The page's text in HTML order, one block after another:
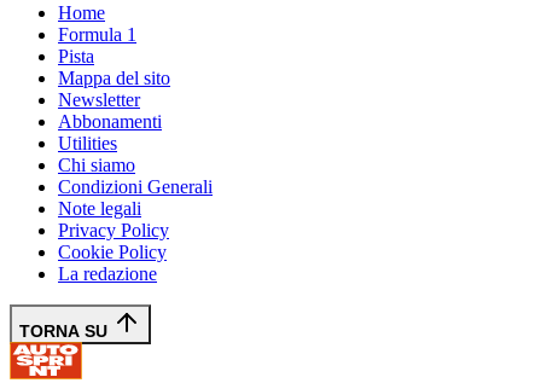
Home
Formula 1
Pista
Mappa del sito
Newsletter
Abbonamenti
Utilities
Chi siamo
Condizioni Generali
Note legali
Privacy Policy
Cookie Policy
La redazione
TORNA SU